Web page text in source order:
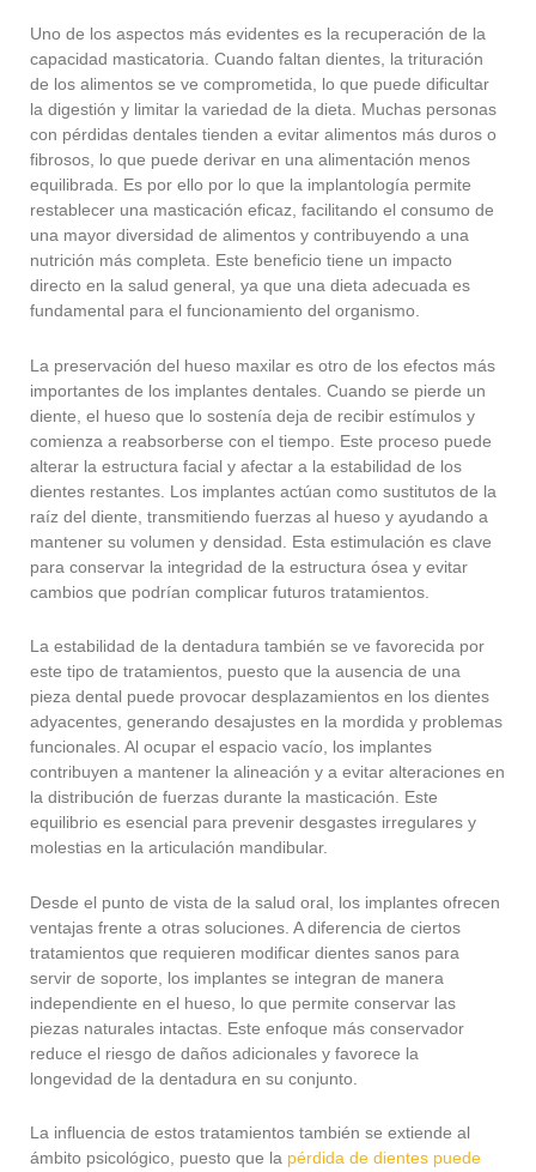
Uno de los aspectos más evidentes es la recuperación de la
capacidad masticatoria. Cuando faltan dientes, la trituración
de los alimentos se ve comprometida, lo que puede dificultar
la digestión y limitar la variedad de la dieta. Muchas personas
con pérdidas dentales tienden a evitar alimentos más duros o
fibrosos, lo que puede derivar en una alimentación menos
equilibrada. Es por ello por lo que la implantología permite
restablecer una masticación eficaz, facilitando el consumo de
una mayor diversidad de alimentos y contribuyendo a una
nutrición más completa. Este beneficio tiene un impacto
directo en la salud general, ya que una dieta adecuada es
fundamental para el funcionamiento del organismo.
La preservación del hueso maxilar es otro de los efectos más
importantes de los implantes dentales. Cuando se pierde un
diente, el hueso que lo sostenía deja de recibir estímulos y
comienza a reabsorberse con el tiempo. Este proceso puede
alterar la estructura facial y afectar a la estabilidad de los
dientes restantes. Los implantes actúan como sustitutos de la
raíz del diente, transmitiendo fuerzas al hueso y ayudando a
mantener su volumen y densidad. Esta estimulación es clave
para conservar la integridad de la estructura ósea y evitar
cambios que podrían complicar futuros tratamientos.
La estabilidad de la dentadura también se ve favorecida por
este tipo de tratamientos, puesto que la ausencia de una
pieza dental puede provocar desplazamientos en los dientes
adyacentes, generando desajustes en la mordida y problemas
funcionales. Al ocupar el espacio vacío, los implantes
contribuyen a mantener la alineación y a evitar alteraciones en
la distribución de fuerzas durante la masticación. Este
equilibrio es esencial para prevenir desgastes irregulares y
molestias en la articulación mandibular.
Desde el punto de vista de la salud oral, los implantes ofrecen
ventajas frente a otras soluciones. A diferencia de ciertos
tratamientos que requieren modificar dientes sanos para
servir de soporte, los implantes se integran de manera
independiente en el hueso, lo que permite conservar las
piezas naturales intactas. Este enfoque más conservador
reduce el riesgo de daños adicionales y favorece la
longevidad de la dentadura en su conjunto.
La influencia de estos tratamientos también se extiende al
ámbito psicológico, puesto que la pérdida de dientes puede